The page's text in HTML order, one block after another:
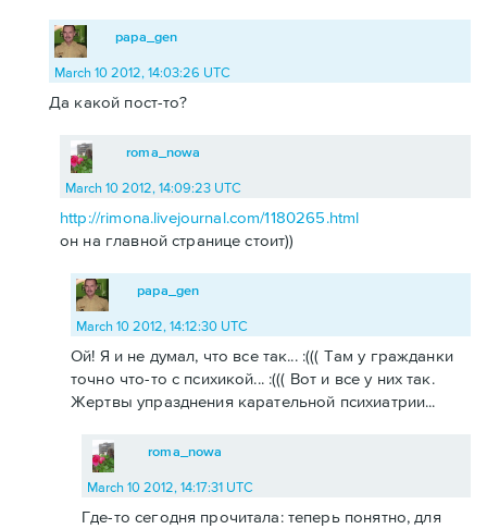
papa_gen
March 10 2012, 14:03:26 UTC
Да какой пост-то?
roma_nowa
March 10 2012, 14:09:23 UTC
http://rimona.livejournal.com/1180265.html
он на главной странице стоит))
papa_gen
March 10 2012, 14:12:30 UTC
Ой! Я и не думал, что все так... :((( Там у гражданки
точно что-то с психикой... :((( Вот и все у них так.
Жертвы упразднения карательной психиатрии...
roma_nowa
March 10 2012, 14:17:31 UTC
Где-то сегодня прочитала: теперь понятно, для